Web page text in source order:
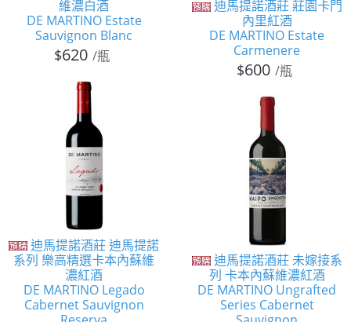
維濃白酒
DE MARTINO Estate
Sauvignon Blanc
$620 /瓶
迪馬提諾酒莊 莊園卡門
內里紅酒
DE MARTINO Estate
Carmenere
$600 /瓶
迪馬提諾酒莊 迪馬提諾
系列 樂高精選卡本內蘇維
濃紅酒
DE MARTINO Legado
Cabernet Sauvignon
迪馬提諾酒莊 未嫁接系
列 卡本內蘇維濃紅酒
DE MARTINO Ungrafted
Series Cabernet